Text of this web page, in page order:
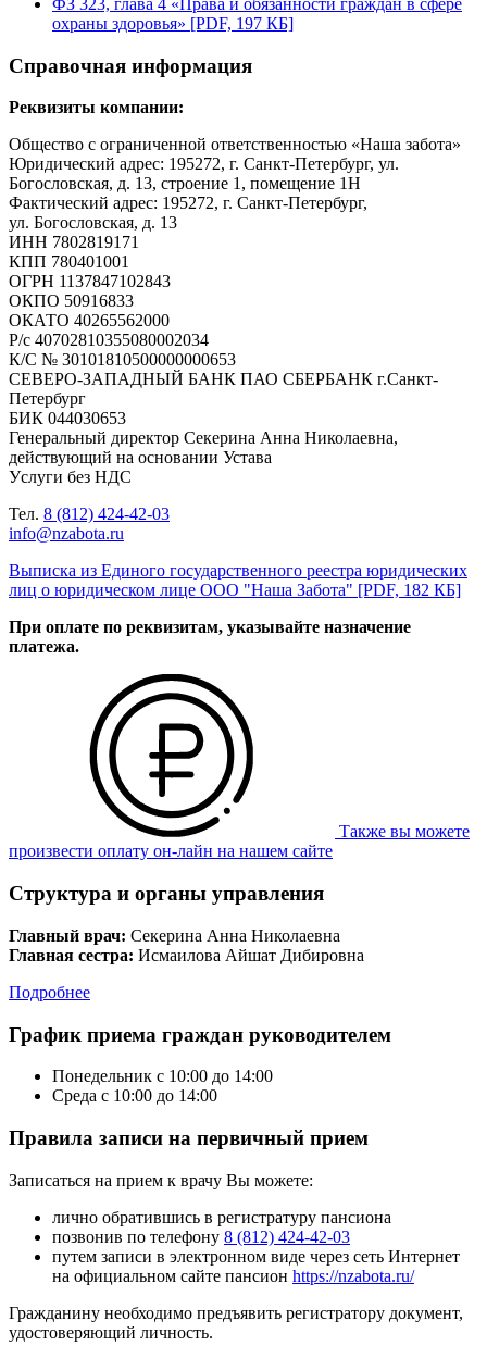
ФЗ 323, глава 4 «Права и обязанности граждан в сфере
охраны здоровья» [PDF, 197 КБ]
Справочная информация
Реквизиты компании:
Общество с ограниченной ответственностью «Наша забота»
Юридический адрес: 195272, г. Санкт-Петербург, ул.
Богословская, д. 13, строение 1, помещение 1Н
Фактический адрес: 195272, г. Санкт-Петербург,
ул. Богословская, д. 13
ИНН 7802819171
КПП 780401001
ОГРН 1137847102843
ОКПО 50916833
ОКАТО 40265562000
Р/с 40702810355080002034
К/С № 30101810500000000653
СЕВЕРО-ЗАПАДНЫЙ БАНК ПАО СБЕРБАНК г.Санкт-
Петербург
БИК 044030653
Генеральный директор Секерина Анна Николаевна,
действующий на основании Устава
Уcлуги без НДС
Тел. 8 (812) 424-42-03
info@nzabota.ru
Выписка из Единого государственного реестра юридических
лиц о юридическом лице ООО "Наша Забота" [PDF, 182 КБ]
При оплате по реквизитам, указывайте назначение
платежа.
Также вы можете
произвести оплату он‑лайн на нашем сайте
Cтруктура и органы управления
Главный врач: Секерина Анна Николаевна
Главная сестра: Исмаилова Айшат Дибировна
Подробнее
График приема граждан руководителем
Понедельник с 10:00 до 14:00
Среда с 10:00 до 14:00
Правила записи на первичный прием
Записаться на прием к врачу Вы можете:
лично обратившись в регистратуру пансиона
позвонив по телефону 8 (812) 424-42-03
путем записи в электронном виде через сеть Интернет
на официальном сайте пансион https://nzabota.ru/
Гражданину необходимо предъявить регистратору документ,
удостоверяющий личность.